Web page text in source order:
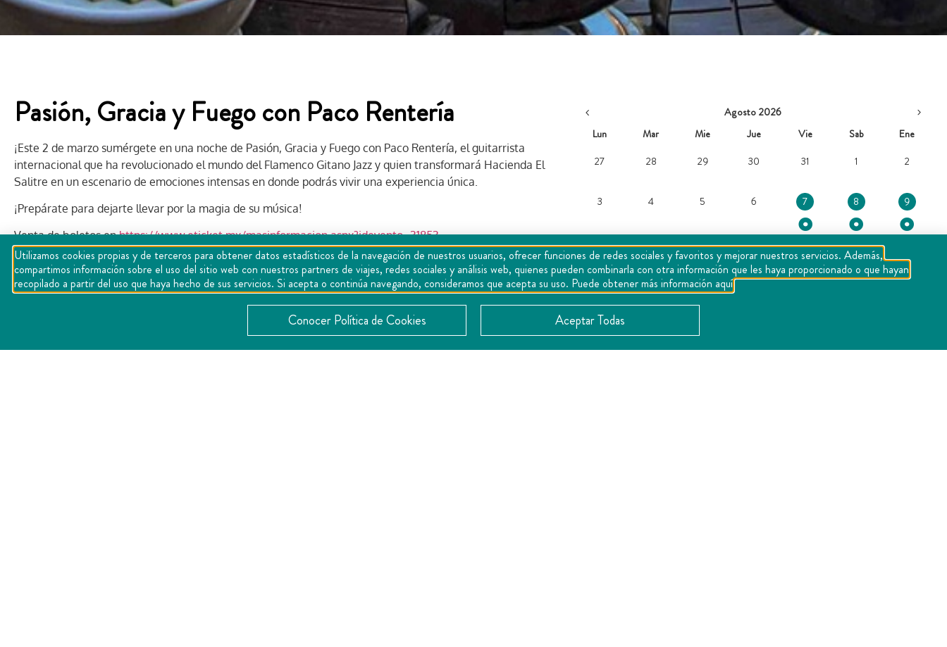
Pasión, Gracia y Fuego con Paco Rentería
¡Este 2 de marzo sumérgete en una noche de Pasión, Gracia y Fuego con Paco Rentería, el guitarrista
internacional que ha revolucionado el mundo del Flamenco Gitano Jazz y quien transformará Hacienda El
Salitre en un escenario de emociones intensas en donde podrás vivir una experiencia única.
¡Prepárate para dejarte llevar por la magia de su música!
Venta de boletos enhttps://www.eticket.mx/masinformacion.aspx?idevento=31853
Agosto 2026
Lun
Mar Mie Jue Vie Sab
Ene
27
28 29 30 31 1 2
3 4 5 6 7 8 9
10 11 12 13 14 15 16
Utilizamos cookies propias y de terceros para obtener datos estadísticos de la navegación de nuestros usuarios, ofrecer funciones de redes sociales y favoritos y mejorar nuestros servicios. Además,
compartimos información sobre el uso del sitio web con nuestros partners de viajes, redes sociales y análisis web, quienes pueden combinarla con otra información que les haya proporcionado o que hayan
recopilado a partir del uso que haya hecho de sus servicios. Si acepta o continúa navegando, consideramos que acepta su uso. Puede obtener más información aquí
Conocer Política de Cookies Aceptar Todas